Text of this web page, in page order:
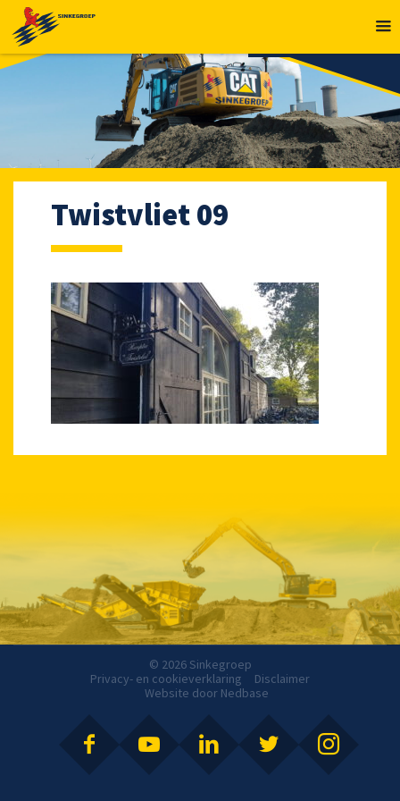
Twistvliet 09
© 2026 Sinkegroep
Privacy- en cookieverklaring
Disclaimer
Website door Nedbase